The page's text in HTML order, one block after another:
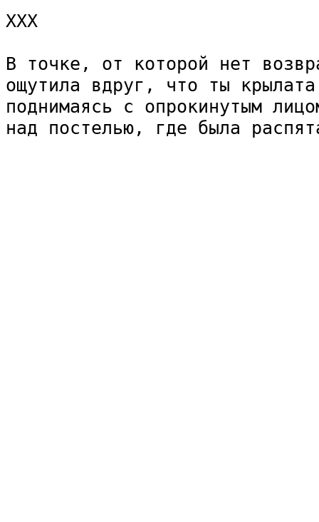
ХХХ
В точке, от которой нет
ощутила вдруг, что ты
поднимаясь с опрокинутым
над постелью, где была